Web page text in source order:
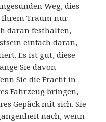
Weg, dies
Ihrem Traum nur
daran festhalten,
einfach daran,
Es ist gut, diese
Sie davon
Sie die Fracht in
Fahrzeug bringen,
Gepäck mit sich. Sie
nach, wenn